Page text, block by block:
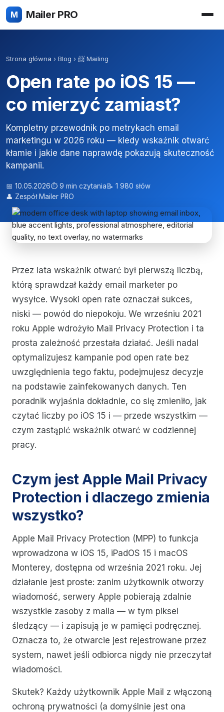
M Mailer PRO
Strona główna › Blog › 📨 Mailing
Open rate po iOS 15 —
co mierzyć zamiast?
Kompletny przewodnik po metrykach email
marketingu w 2026 roku — kiedy wskaźnik otwarć
kłamie i jakie dane naprawdę pokazują skuteczność
kampanii.
📅 10.05.2026⏱ 9 min czytania📝 1 980 słów
👤 Zespół Mailer PRO
Przez lata wskaźnik otwarć był pierwszą liczbą,
którą sprawdzał każdy email marketer po
wysyłce. Wysoki open rate oznaczał sukces,
niski — powód do niepokoju. We wrześniu 2021
roku Apple wdrożyło Mail Privacy Protection i ta
prosta zależność przestała działać. Jeśli nadal
optymalizujesz kampanie pod open rate bez
uwzględnienia tego faktu, podejmujesz decyzje
na podstawie zainfekowanych danych. Ten
poradnik wyjaśnia dokładnie, co się zmieniło, jak
czytać liczby po iOS 15 i — przede wszystkim —
czym zastąpić wskaźnik otwarć w codziennej
pracy.
Czym jest Apple Mail Privacy
Protection i dlaczego zmienia
wszystko?
Apple Mail Privacy Protection (MPP) to funkcja
wprowadzona w iOS 15, iPadOS 15 i macOS
Monterey, dostępna od września 2021 roku. Jej
działanie jest proste: zanim użytkownik otworzy
wiadomość, serwery Apple pobierają zdalnie
wszystkie zasoby z maila — w tym piksel
śledzący — i zapisują je w pamięci podręcznej.
Oznacza to, że otwarcie jest rejestrowane przez
system, nawet jeśli odbiorca nigdy nie przeczytał
wiadomości.
Skutek? Każdy użytkownik Apple Mail z włączoną
ochroną prywatności (a domyślnie jest ona